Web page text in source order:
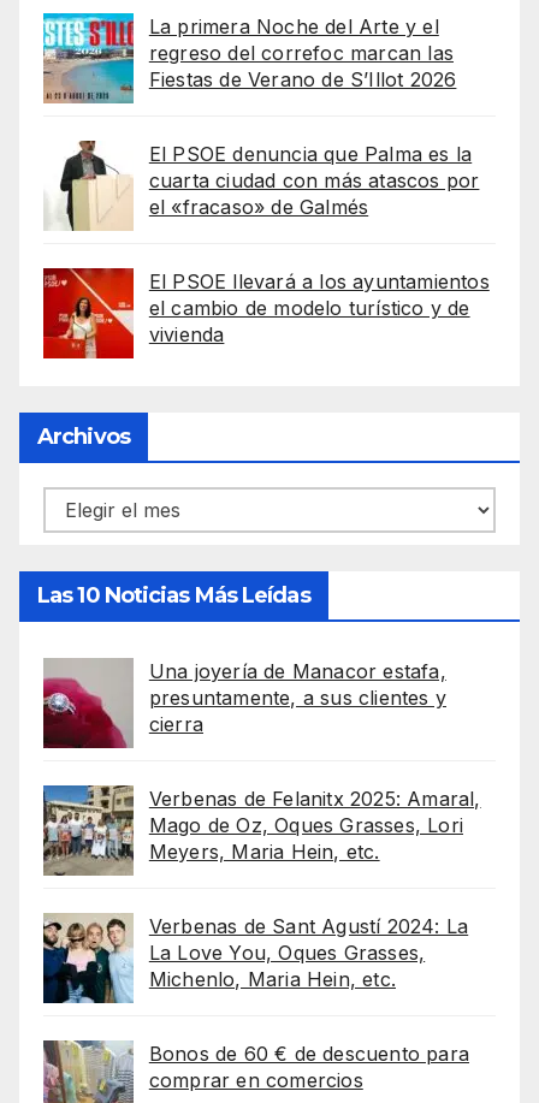
La primera Noche del Arte y el
regreso del correfoc marcan las
Fiestas de Verano de S’Illot 2026
El PSOE denuncia que Palma es la
cuarta ciudad con más atascos por
el «fracaso» de Galmés
El PSOE llevará a los ayuntamientos
el cambio de modelo turístico y de
vivienda
Archivos
Archivos
Las 10 Noticias Más Leídas
Una joyería de Manacor estafa,
presuntamente, a sus clientes y
cierra
Verbenas de Felanitx 2025: Amaral,
Mago de Oz, Oques Grasses, Lori
Meyers, Maria Hein, etc.
Verbenas de Sant Agustí 2024: La
La Love You, Oques Grasses,
Michenlo, Maria Hein, etc.
Bonos de 60 € de descuento para
comprar en comercios